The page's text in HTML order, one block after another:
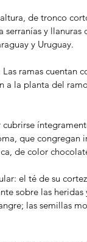
de tronco
y llanuras
y Uruguay.
ramas cuentan
a la planta del
que congregan
de color
el té de su
sobre las
las semillas